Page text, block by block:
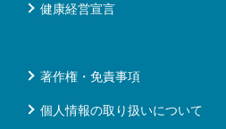
健康経営宣言
著作権・免責事項
個人情報の取り扱いについて